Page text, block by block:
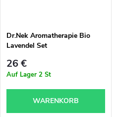
n
g
t
e
Dr.Nek Aromatherapie Bio
Lavendel Set
26 €
Auf Lager 2 St
WARENKORB